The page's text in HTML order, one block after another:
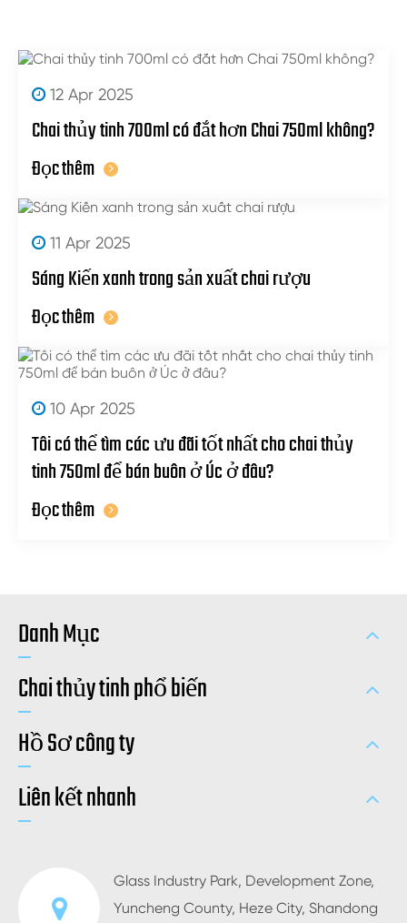
12 Apr 2025
Chai thủy tinh 700ml có đắt hơn Chai 750ml không?
Đọc thêm
11 Apr 2025
Sáng Kiến xanh trong sản xuất chai rượu
Đọc thêm
10 Apr 2025
Tôi có thể tìm các ưu đãi tốt nhất cho chai thủy
tinh 750ml để bán buôn ở Úc ở đâu?
Đọc thêm
Danh Mục
Chai thủy tinh phổ biến
Hồ Sơ công ty
Liên kết nhanh
Glass Industry Park, Development Zone,
Yuncheng County, Heze City, Shandong